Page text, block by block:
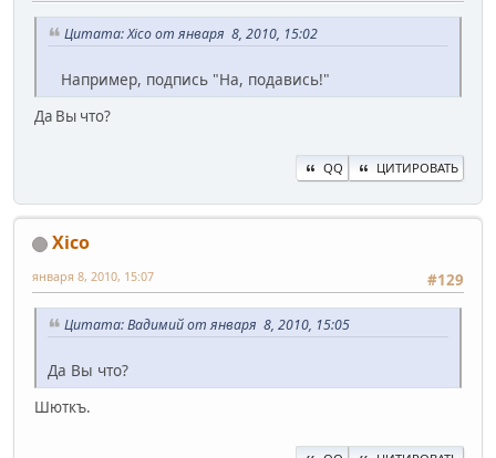
Цитата: Xico от января 8, 2010, 15:02
Например, подпись "На, подавись!"
Да Вы что?
QQ ЦИТИРОВАТЬ
Xico
#129
января 8, 2010, 15:07
Цитата: Вадимий от января 8, 2010, 15:05
Да Вы что?
Шюткъ.